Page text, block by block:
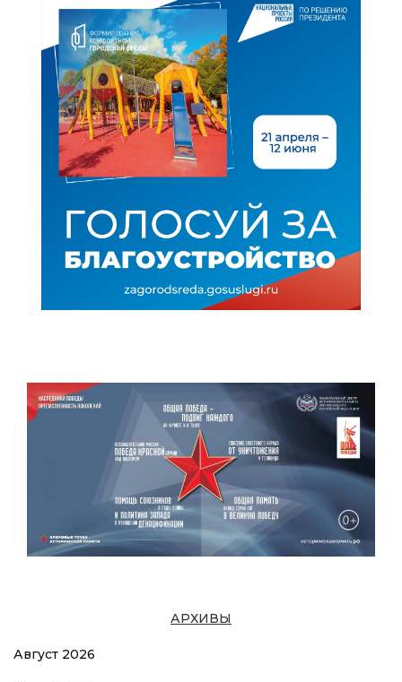
АРХИВЫ
Август 2026